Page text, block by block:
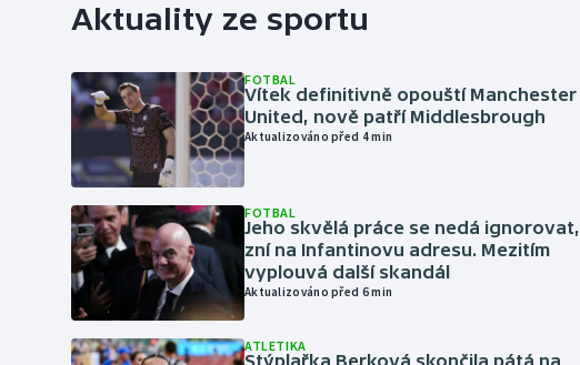
Aktuality ze sportu
FOTBAL
Vítek definitivně opouští Manchester
United, nově patří Middlesbrough
Aktualizováno před 4 min
FOTBAL
Jeho skvělá práce se nedá ignorovat,
zní na Infantinovu adresu. Mezitím
vyplouvá další skandál
Aktualizováno před 6 min
ATLETIKA
Stýplařka Berková skončila pátá na